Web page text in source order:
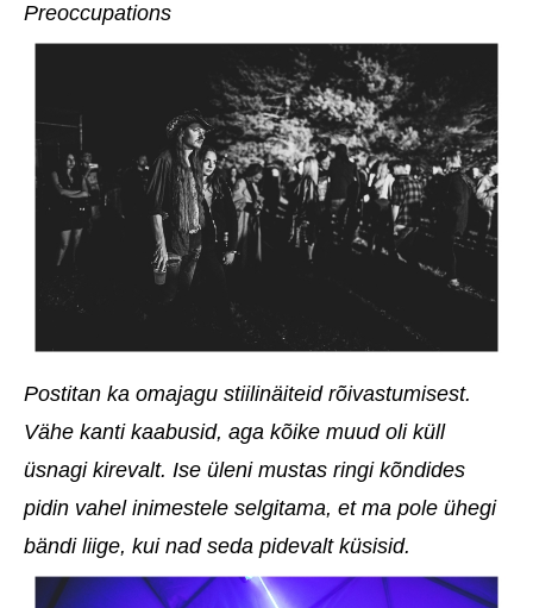
Preoccupations
Postitan ka omajagu stiilinäiteid rõivastumisest.
Vähe kanti kaabusid, aga kõike muud oli küll
üsnagi kirevalt. Ise üleni mustas ringi kõndides
pidin vahel inimestele selgitama, et ma pole ühegi
bändi liige, kui nad seda pidevalt küsisid.